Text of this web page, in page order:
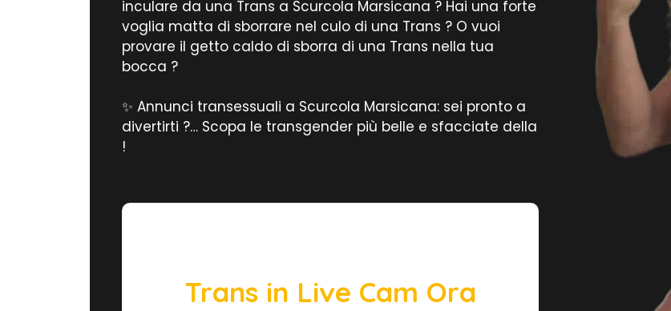
inculare da una Trans a Scurcola Marsicana ? Hai una forte
voglia matta di sborrare nel culo di una Trans ? O vuoi
provare il getto caldo di sborra di una Trans nella tua
bocca ?
✨ Annunci transessuali a Scurcola Marsicana: sei pronto a
divertirti ?… Scopa le transgender più belle e sfacciate della
!
Trans in Live Cam Ora